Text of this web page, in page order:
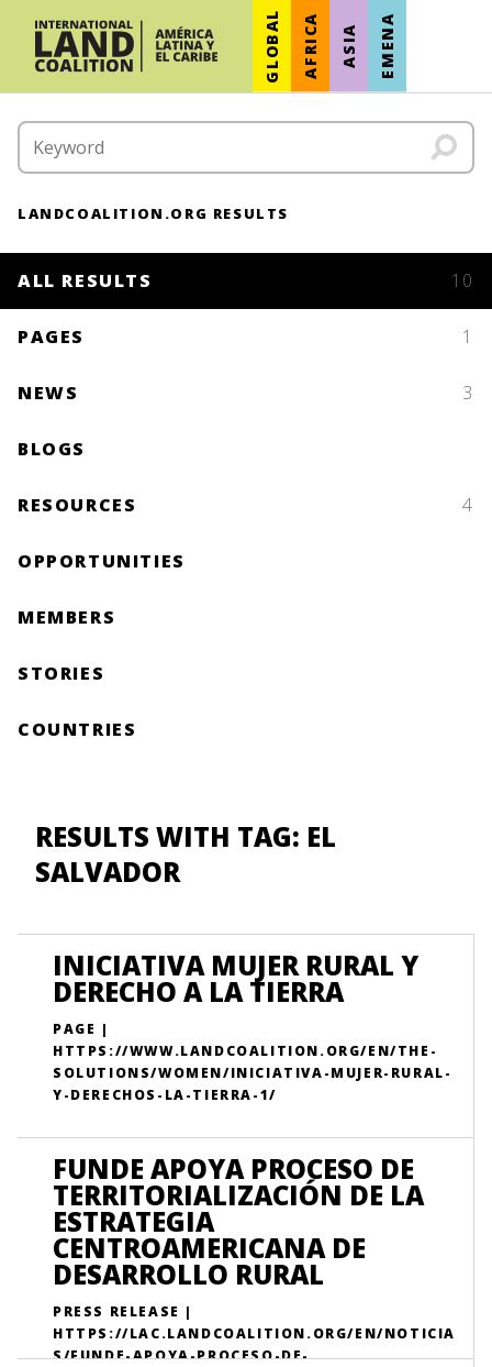
GLOBAL AFRICA ASIA EMENA
LANDCOALITION.ORG RESULTS
ALL RESULTS 10
PAGES 1
NEWS 3
BLOGS
RESOURCES 4
OPPORTUNITIES
MEMBERS
STORIES
COUNTRIES
RESULTS WITH TAG: EL
SALVADOR
INICIATIVA MUJER RURAL Y
DERECHO A LA TIERRA
PAGE |
HTTPS://WWW.LANDCOALITION.ORG/EN/THE-
SOLUTIONS/WOMEN/INICIATIVA-MUJER-RURAL-
Y-DERECHOS-LA-TIERRA-1/
FUNDE APOYA PROCESO DE
TERRITORIALIZACIÓN DE LA
ESTRATEGIA
CENTROAMERICANA DE
DESARROLLO RURAL
PRESS RELEASE |
HTTPS://LAC.LANDCOALITION.ORG/EN/NOTICIA
S/FUNDE-APOYA-PROCESO-DE-